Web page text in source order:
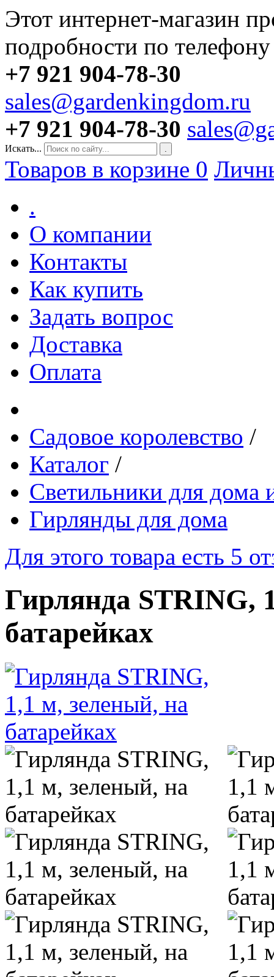
Этот интернет-магазин
подробности по телефону
+7 921 904-78-30
sales@gardenkingdom.ru
+7 921 904-78-30
Искать... .
Товаров в корзине 0
.
О компании
Контакты
Как купить
Задать вопрос
Доставка
Оплата
Садовое королевство /
Каталог /
Светильники для дома
Гирлянды для дома
Для этого товара есть 5
Гирлянда STRING,
батарейках